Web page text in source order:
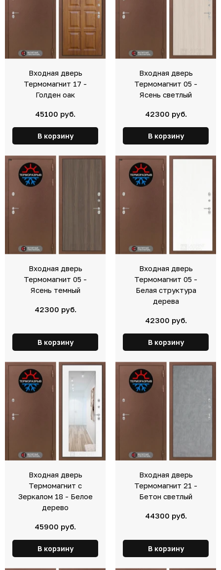
Входная дверь
Термомагнит 17 -
Голден оак
45100 руб.
В корзину
Входная дверь
Термомагнит 05 -
Ясень светлый
42300 руб.
В корзину
Входная дверь
Термомагнит 05 -
Ясень темный
42300 руб.
В корзину
Входная дверь
Термомагнит 05 -
Белая структура
дерева
42300 руб.
В корзину
Входная дверь
Термомагнит с
Зеркалом 18 - Белое
дерево
45900 руб.
В корзину
Входная дверь
Термомагнит 21 -
Бетон светлый
44300 руб.
В корзину